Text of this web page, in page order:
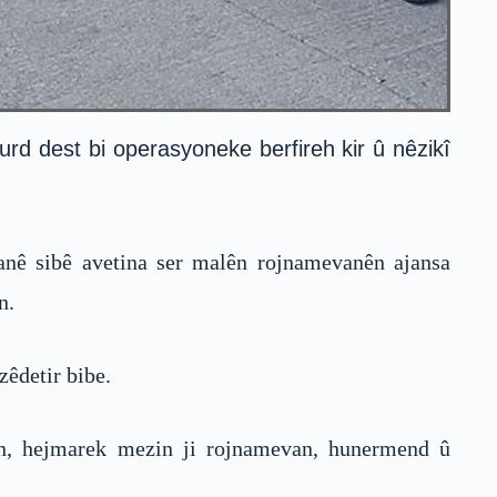
dest bi operasyoneke berfireh kir û nêzikî
sibê avetina ser malên rojnamevanên ajansa
bibe.
mezin ji rojnamevan, hunermend û